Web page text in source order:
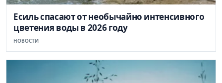
Есиль спасают от необычайно интенсивного
цветения воды в 2026 году
НОВОСТИ